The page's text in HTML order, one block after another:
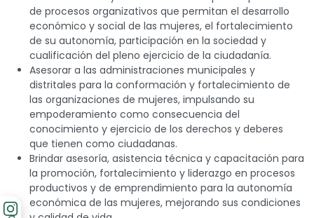
de procesos organizativos que permitan el desarrollo
económico y social de las mujeres, el fortalecimiento
de su autonomía, participación en la sociedad y
cualificación del pleno ejercicio de la ciudadanía.
Asesorar a las administraciones municipales y
distritales para la conformación y fortalecimiento de
las organizaciones de mujeres, impulsando su
empoderamiento como consecuencia del
conocimiento y ejercicio de los derechos y deberes
que tienen como ciudadanas.
Brindar asesoría, asistencia técnica y capacitación para
la promoción, fortalecimiento y liderazgo en procesos
productivos y de emprendimiento para la autonomía
económica de las mujeres, mejorando sus condiciones